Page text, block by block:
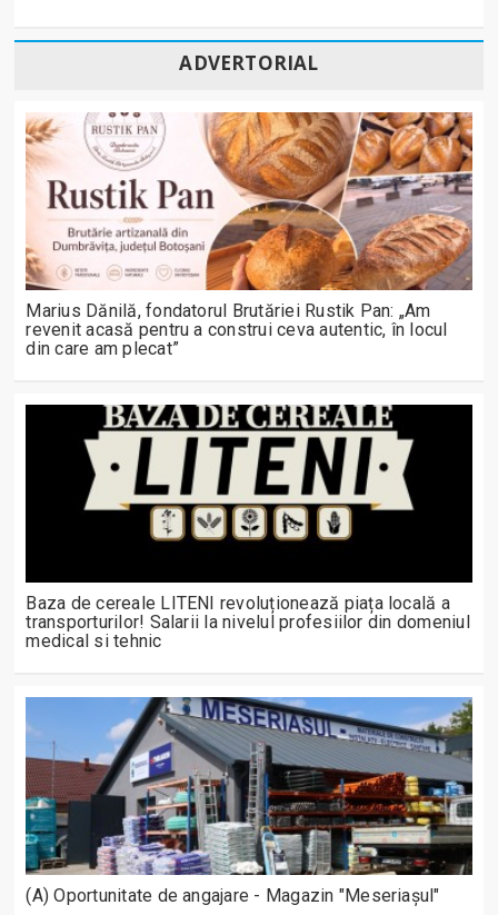
ADVERTORIAL
Marius Dănilă, fondatorul Brutăriei Rustik Pan: „Am
revenit acasă pentru a construi ceva autentic, în locul
din care am plecat”
Baza de cereale LITENI revoluționează piața locală a
transporturilor! Salarii la nivelul profesiilor din domeniul
medical si tehnic
(A) Oportunitate de angajare - Magazin "Meseriașul"